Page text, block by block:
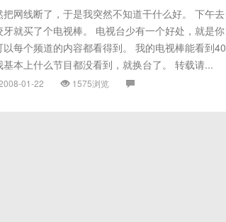
网线断了，于是我突然不知道干什么好。 下午去
就买了个电视棒。 电视台少有一个好处，就是你
每个频道的内容都看得到。 我的电视棒能看到40
基本上什么节目都没看到，就换台了。 转载请...
01-22 1575浏览